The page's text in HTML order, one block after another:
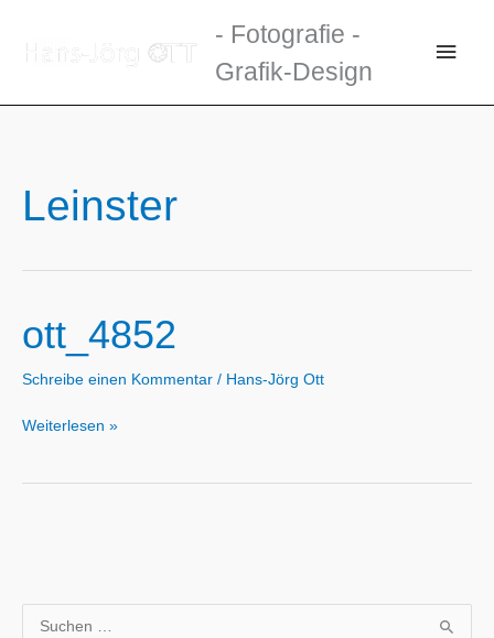
Inhalt
- Fotografie -
Grafik-Design
Leinster
ott_4852
Schreibe einen Kommentar / Hans-Jörg Ott
ott_4852
Weiterlesen »